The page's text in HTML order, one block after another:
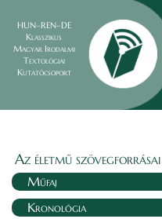
HUN–REN–DE
Klasszikus
Magyar Irodalmi
Textológiai
Kutatócsoport
Az életmű szövegforrásai
Műfaj
Kronológia